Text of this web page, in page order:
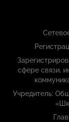
сфере связи,
Учредитель: